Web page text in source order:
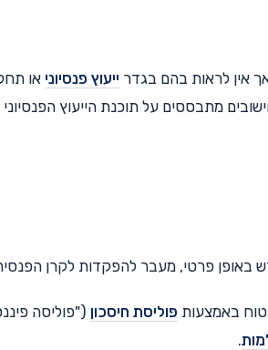
אין לראות בהם בגדר ייעוץ פנסיוני או
מתבססים על תוכנת הייעוץ הפנסיוני
באמצעות פוליסת חיסכון ("פוליסה
.